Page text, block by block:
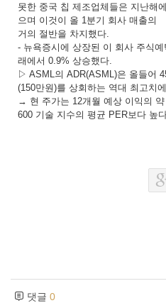
못한 중국 칩 제조업체들은 지난해
으며 이것이 올 1분기 회사 매출의
거의 절반을 차지했다.
- 뉴욕증시에 상장된 이 회사 주식
래에서 0.9% 상승했다.
▷ ASML의 ADR(ASML)은 올들어
(150만원)를 상회하는 역대 최고치
→ 현 주가는 12개월 예상 이익의
600 기술 지수의 평균 PER보다 높
댓글 0